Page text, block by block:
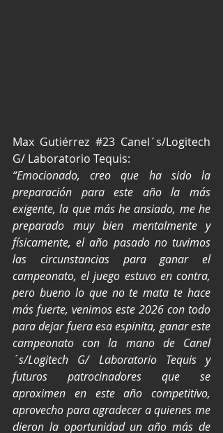
Max Gutiérrez #23 Canel´s/Logitech
G/ Laboratorio Tequis:
“Emocionado, creo que ha sido la
preparación para este año la más
exigente, la que más he ansiado, me he
preparado muy bien mentalmente y
físicamente, el año pasado no tuvimos
las circunstancias para ganar el
campeonato, el juego estuvo en contra,
pero bueno lo que no te mata te hace
más fuerte, venimos este 2026 con todo
para dejar fuera esa espinita, ganar este
campeonato con la mano de Canel
´s/Logitech G/ Laboratorio Tequis y
futuros patrocinadores que se
aproximen en este año competitivo,
aprovecho para agradecer a quienes me
dieron la oportunidad un año más de